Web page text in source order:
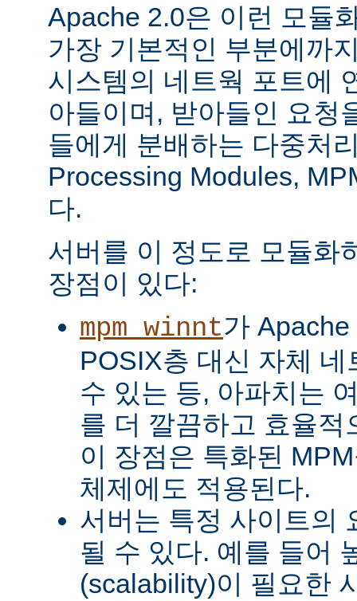
Apache 2.0은 이런 모듈
가장 기본적인 부분에까
시스템의 네트웍 포트에
아들이며, 받아들인 요청
들에게 분배하는 다중처
Processing Modules,
다.
서버를 이 정도로 모듈화
장점이 있다:
mpm_winnt가
POSIX층 대신 자체
수 있는 등, 아파치는
를 더 깔끔하고 효율적
이 장점은 특화된
체제에도 적용된다.
서버는 특정 사이트의
될 수 있다. 예를 들어
(scalability)이 필요한